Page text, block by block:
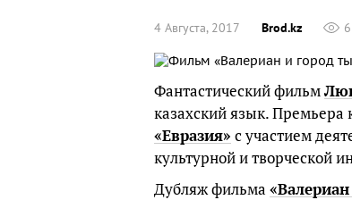
4 Августа, 2017 Brod.kz
Фантастический фильм
казахский язык.
«Евразия» с участием
культурной и творческой
Дубляж фильма